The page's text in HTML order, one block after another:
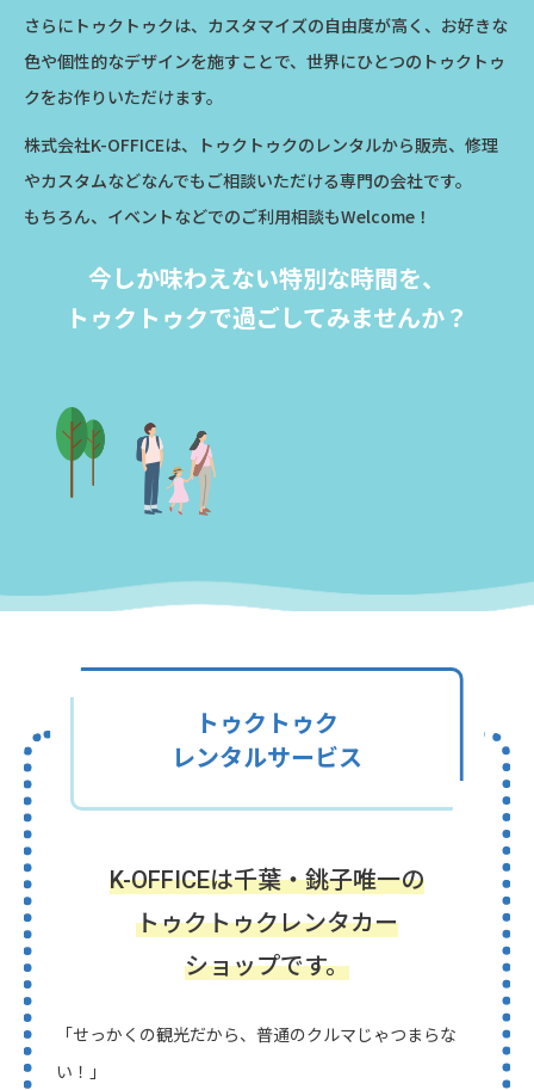
さらにトゥクトゥクは、カスタマイズの自由度が高く、 お好きな
色や個性的なデザインを施すことで、 世界にひとつのトゥクトゥ
クをお作りいただけます。
株式会社K-OFFICEは、トゥクトゥクのレンタルから販売、修理
やカスタムなどなんでもご相談いただける専門の会社です。
もちろん、イベントなどでのご利用相談もWelcome！
今しか味わえない特別な時間を、
トゥクトゥクで過ごしてみませんか？
トゥクトゥク
レンタルサービス
K-OFFICEは千葉・銚子唯一の
トゥクトゥクレンタカー
ショップです。
「せっかくの観光だから、普通のクルマじゃつまらな
い！」